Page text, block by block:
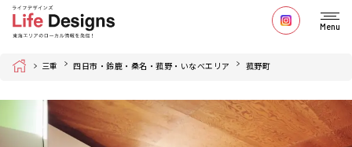
Menu
Home 三重 四日市・鈴鹿・桑名・菰野・いなべエリア 菰野町